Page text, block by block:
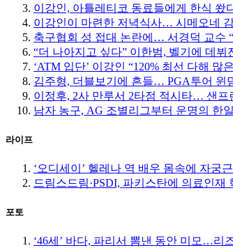
이강인, 아틀레티코 동료들에게 한식 쐈
이강인이 마련한 저녁식사… 시메오네
축구협회 성 접대 논란에… 서경덕 교수
“더 나아지고 싶다” 이한범, 벨기에 데
‘ATM 입단’ 이강인 “120% 최선 다해 많
김주형, 더블보기에 흔들… PGA투어 윈
이정후, 2사 만루서 2타점 적시타… 샌프
남자 농구, AG 조별리그부터 운명의 한
라이프
‘오디세이’ 헬레나 역 배우 몸속에 자궁
드림스드림·PSDI, 파키스탄에 의료인
포토
‘46세’ 바다, 파리서 뽐낸 동안 미모…